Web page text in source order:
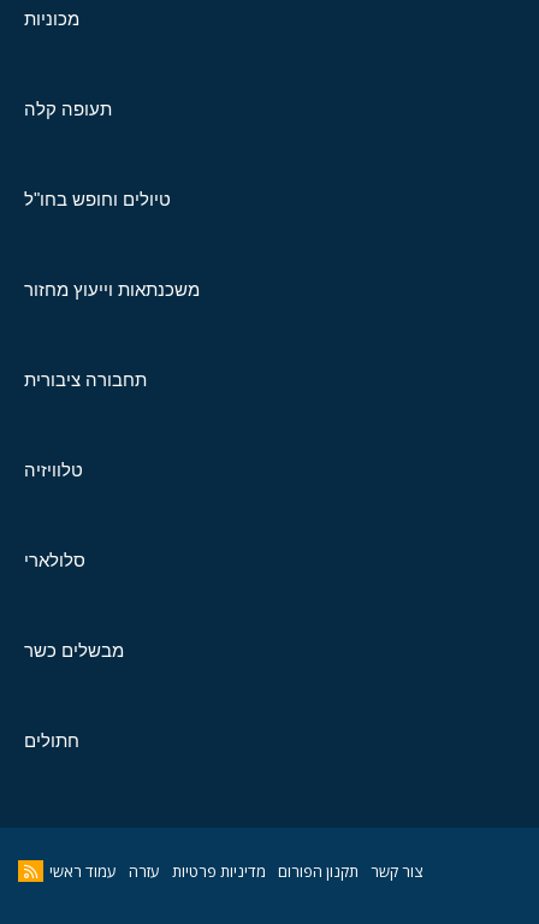
מכוניות
תעופה קלה
טיולים וחופש בחו"ל
משכנתאות וייעוץ מחזור
תחבורה ציבורית
טלוויזיה
סלולארי
מבשלים כשר
חתולים
צור קשר תקנון הפורום מדיניות פרטיות עזרה עמוד ראשי